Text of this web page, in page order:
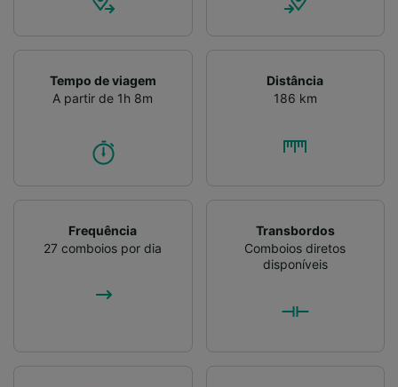
Tempo de viagem
A partir de 1h 8m
Distância
186 km
Frequência
27 comboios por dia
Transbordos
Comboios diretos
disponíveis